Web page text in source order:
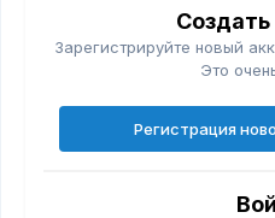
Создать
Зарегистрируйте новый
Это
Регистрация